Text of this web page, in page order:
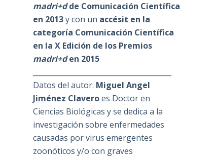
madri+dde Comunicación Científica
en 2013y con un accésit en la
categoría Comunicación Científica
en la X Edición de los Premios
madri+den 2015
Datos del autor: Miguel Angel
Jiménez Claveroes Doctor en
Ciencias Biológicas y se dedica a la
investigación sobre enfermedades
causadas por virus emergentes
zoonóticos y/o con graves